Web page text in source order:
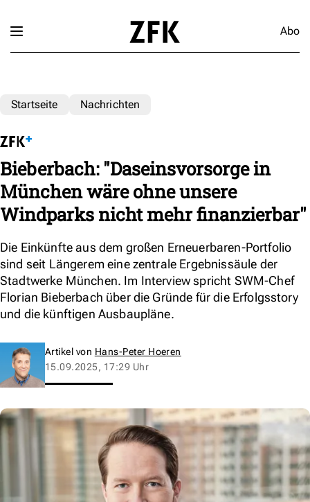
Abo
Startseite Nachrichten
Bieberbach: "Daseinsvorsorge in
München wäre ohne unsere
Windparks nicht mehr finanzierbar"
Die Einkünfte aus dem großen Erneuerbaren-Portfolio
sind seit Längerem eine zentrale Ergebnissäule der
Stadtwerke München. Im Interview spricht SWM-Chef
Florian Bieberbach über die Gründe für die Erfolgsstory
und die künftigen Ausbaupläne.
Artikel von Hans-Peter Hoeren
15.09.2025, 17:29 Uhr